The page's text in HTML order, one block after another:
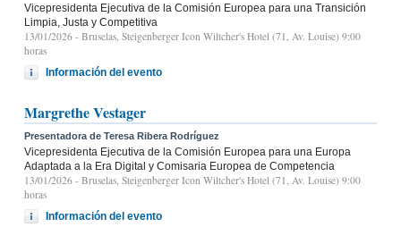
Vicepresidenta Ejecutiva de la Comisión Europea para una Transición
Limpia, Justa y Competitiva
13/01/2026 - Bruselas, Steigenberger Icon Wiltcher's Hotel (71, Av. Louise) 9:00
horas
Información del evento
Margrethe Vestager
Presentadora de Teresa Ribera Rodríguez
Vicepresidenta Ejecutiva de la Comisión Europea para una Europa
Adaptada a la Era Digital y Comisaria Europea de Competencia
13/01/2026 - Bruselas, Steigenberger Icon Wiltcher's Hotel (71, Av. Louise) 9:00
horas
Información del evento